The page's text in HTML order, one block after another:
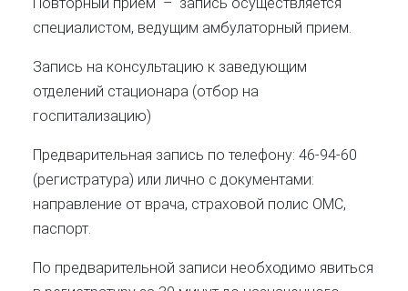
специалистом, ведущим амбулаторный прием.
Запись на консультацию к заведующим
отделений стационара (отбор на
госпитализацию)
Предварительная запись по телефону: 46-94-60
(регистратура) или лично с документами:
направление от врача, страховой полис ОМС,
паспорт.
По предварительной записи необходимо явиться